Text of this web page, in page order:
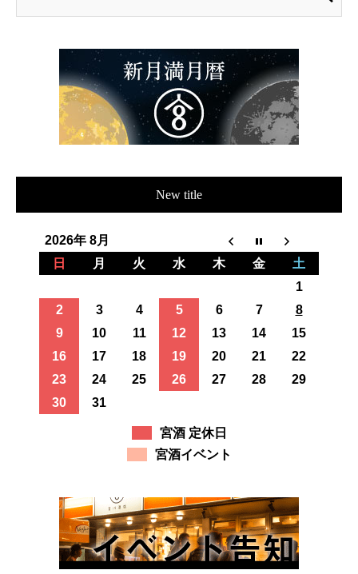
New title
2026年 8月
日
月 火 水 木 金
土
1
2
3 4 5 6 7
8
9
10 11 12 13 14
15
16
17 18 19 20 21
22
23
24 25 26 27 28
29
30
31
宮酒 定休日
宮酒イベント